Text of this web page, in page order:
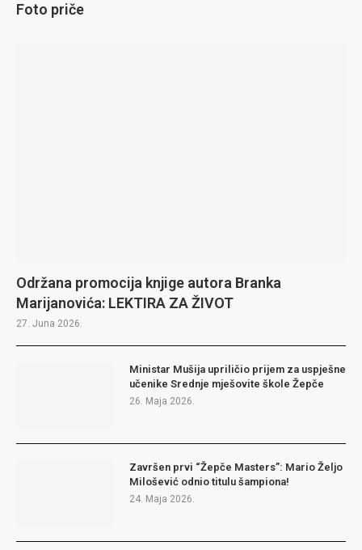
Foto priče
Održana promocija knjige autora Branka
Marijanovića: LEKTIRA ZA ŽIVOT
27. Juna 2026.
Ministar Mušija upriličio prijem za uspješne
učenike Srednje mješovite škole Žepče
26. Maja 2026.
Završen prvi “Žepče Masters”: Mario Željo
Milošević odnio titulu šampiona!
24. Maja 2026.